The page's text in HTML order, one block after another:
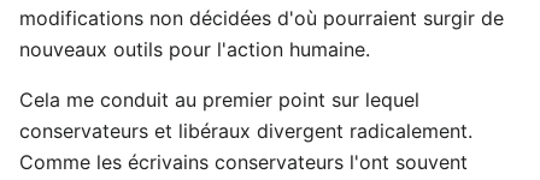
modifications non décidées d'où pourraient surgir de
nouveaux outils pour l'action humaine.
Cela me conduit au premier point sur lequel
conservateurs et libéraux divergent radicalement.
Comme les écrivains conservateurs l'ont souvent